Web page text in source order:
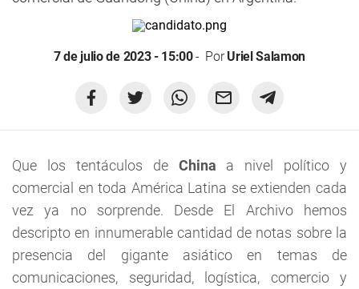
7 de julio de 2023 - 15:00 PorUriel Salamon
Que los tentáculos de China a nivel político y
comercial en toda América Latina se extienden cada
vez ya no sorprende. Desde El Archivo hemos
descripto en innumerable cantidad de notas sobre la
presencia del gigante asiático en temas de
comunicaciones, seguridad, logística, comercio y